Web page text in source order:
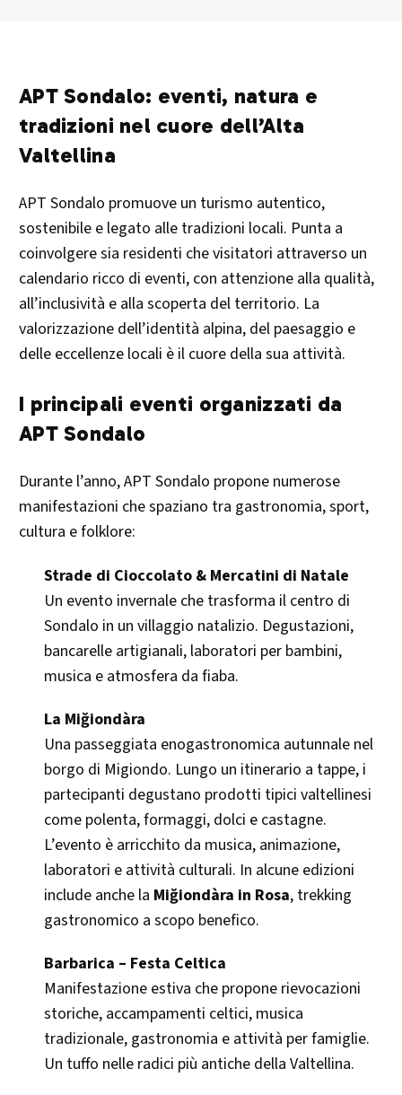
APT Sondalo: eventi, natura e
tradizioni nel cuore dell’Alta
Valtellina
APT Sondalo promuove un turismo autentico,
sostenibile e legato alle tradizioni locali. Punta a
coinvolgere sia residenti che visitatori attraverso un
calendario ricco di eventi, con attenzione alla qualità,
all’inclusività e alla scoperta del territorio. La
valorizzazione dell’identità alpina, del paesaggio e
delle eccellenze locali è il cuore della sua attività.
I principali eventi organizzati da
APT Sondalo
Durante l’anno, APT Sondalo propone numerose
manifestazioni che spaziano tra gastronomia, sport,
cultura e folklore:
Strade di Cioccolato & Mercatini di Natale
Un evento invernale che trasforma il centro di
Sondalo in un villaggio natalizio. Degustazioni,
bancarelle artigianali, laboratori per bambini,
musica e atmosfera da fiaba.
La Miğiondàra
Una passeggiata enogastronomica autunnale nel
borgo di Migiondo. Lungo un itinerario a tappe, i
partecipanti degustano prodotti tipici valtellinesi
come polenta, formaggi, dolci e castagne.
L’evento è arricchito da musica, animazione,
laboratori e attività culturali. In alcune edizioni
include anche la Miğiondàra in Rosa, trekking
gastronomico a scopo benefico.
Barbarica – Festa Celtica
Manifestazione estiva che propone rievocazioni
storiche, accampamenti celtici, musica
tradizionale, gastronomia e attività per famiglie.
Un tuffo nelle radici più antiche della Valtellina.